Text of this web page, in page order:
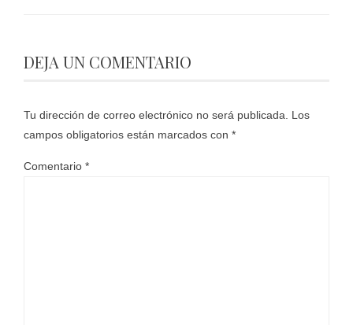
DEJA UN COMENTARIO
Tu dirección de correo electrónico no será publicada. Los
campos obligatorios están marcados con *
Comentario *